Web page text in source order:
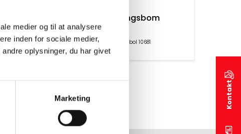
medier og til at analysere
inden for sociale medier,
oplysninger, du har givet
Marketing Kontakt
Forhindringsbom
Produktsymbol 10681